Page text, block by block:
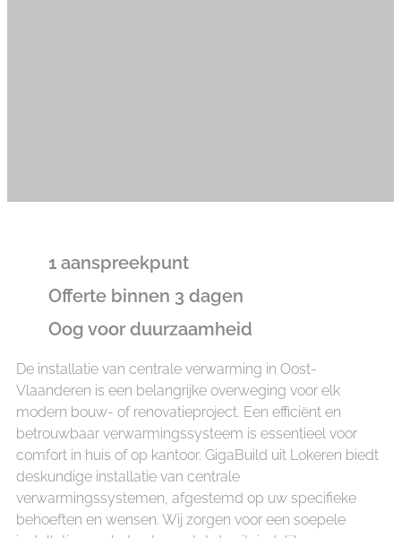
1 aanspreekpunt
Offerte binnen 3 dagen
Oog voor duurzaamheid
De installatie van centrale verwarming in Oost-
Vlaanderen is een belangrijke overweging voor elk
modern bouw- of renovatieproject. Een efficiënt en
betrouwbaar verwarmingssysteem is essentieel voor
comfort in huis of op kantoor. GigaBuild uit Lokeren biedt
deskundige installatie van centrale
verwarmingssystemen, afgestemd op uw specifieke
behoeften en wensen. Wij zorgen voor een soepele